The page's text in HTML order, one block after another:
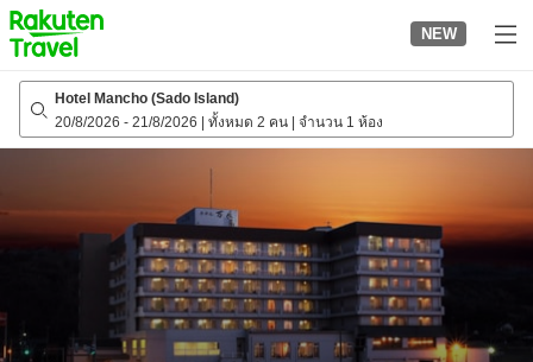
to
top
page
NEW
Hotel Mancho (Sado Island)
20/8/2026 - 21/8/2026 ทั้งหมด 2 คน จำนวน 1 ห้อง